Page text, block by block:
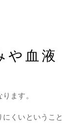
や血液
ます。
くいということ